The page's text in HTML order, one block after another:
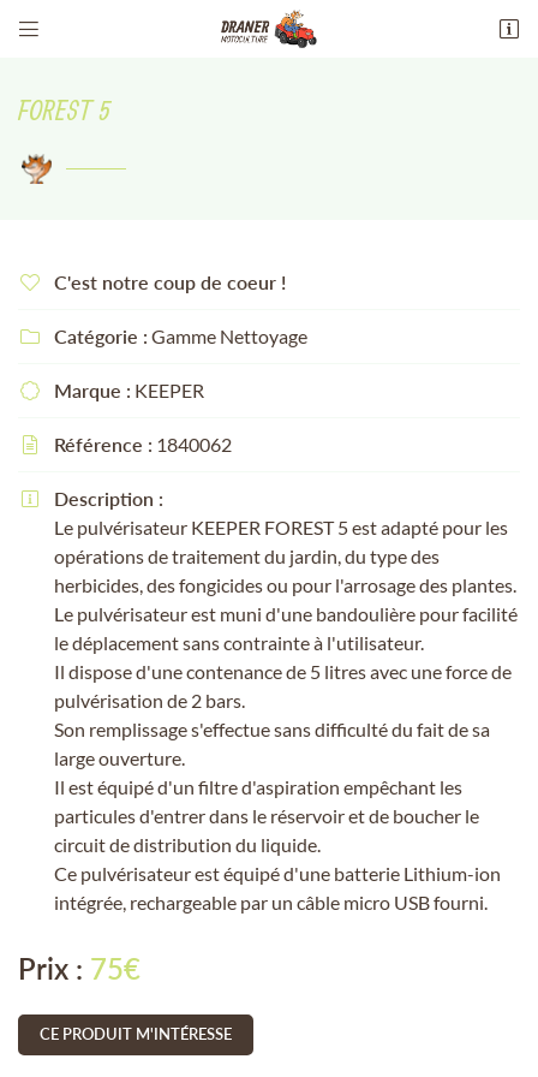
 
13 Av. maréchal philippe leclerc de
18100 Vierzon
 Recopier le code ci-contre
Rafraîchir le captcha
commerciales à l'adresse email indiqué ci-dessus. Vous pouvez vous
désinscrire à tout moment en utilisant
INSCRIPTION
FOREST 5
 C'est notre coup de coeur !
 Catégorie : Gamme Nettoyage
 Marque : KEEPER
 Référence : 1840062

Description :
Le pulvérisateur KEEPER FOREST 5 est adapté pour les
opérations de traitement du jardin, du type des
herbicides, des fongicides ou pour l'arrosage des plantes.
Le pulvérisateur est muni d'une bandoulière pour facilité
le déplacement sans contrainte à l'utilisateur.
Il dispose d'une contenance de 5 litres avec une force de
pulvérisation de 2 bars.
Son remplissage s'effectue sans difficulté du fait de sa
large ouverture.
Il est équipé d'un filtre d'aspiration empêchant les
particules d'entrer dans le réservoir et de boucher le
circuit de distribution du liquide.
Ce pulvérisateur est équipé d'une batterie Lithium-ion
intégrée, rechargeable par un câble micro USB fourni.
Prix : 75€
CE PRODUIT M'INTÉRESSE